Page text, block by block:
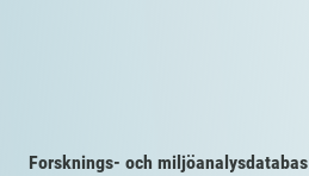
Forsknings- och miljöanalysdatabas